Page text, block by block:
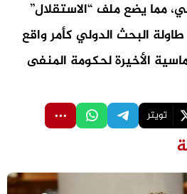
مما يضع ملف “الاستقلال”
البحث الدولي كأمر واقع
الأخيرة لحكومة المنفى
تويتر